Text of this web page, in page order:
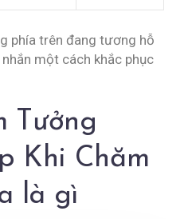
phía trên đang tương hỗ
một cách khắc phục
Tưởng
Khi Chăm
là gì